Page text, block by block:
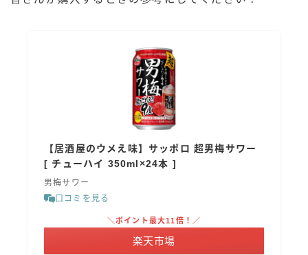
【居酒屋のウメえ味】サッポロ 超男梅サワー
[ チューハイ 350ml×24本 ]
男梅サワー
口コミを見る
＼ポイント最大11倍！／
楽天市場